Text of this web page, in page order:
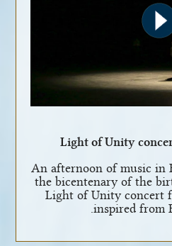
Light of Unity
An afternoon of music in
the bicentenary of the
Light of Unity concert
inspired from